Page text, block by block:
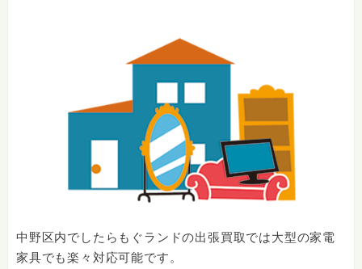
中野区内でしたらもぐランドの出張買取では大型の家電
家具でも楽々対応可能です。